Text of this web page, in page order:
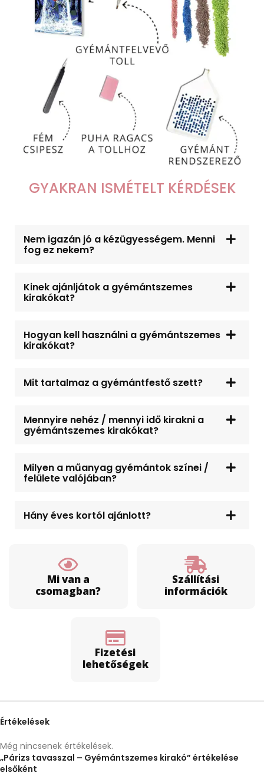
GYAKRAN ISMÉTELT KÉRDÉSEK
Nem igazán jó a kézügyességem. Menni
fog ez nekem?
Kinek ajánljátok a gyémántszemes
kirakókat?
Hogyan kell használni a gyémántszemes
kirakókat?
Mit tartalmaz a gyémántfestő szett?
Mennyire nehéz / mennyi idő kirakni a
gyémántszemes kirakókat?
Milyen a műanyag gyémántok színei /
felülete valójában?
Hány éves kortól ajánlott?
Mi van a
csomagban?
Szállítási
információk
Fizetési
lehetőségek
Értékelések
Még nincsenek értékelések.
„Párizs tavasszal – Gyémántszemes kirakó” értékelése
elsőként